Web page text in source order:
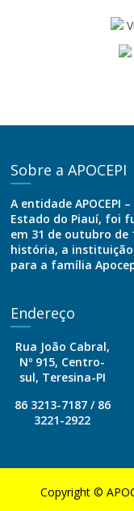
Sobre a APOCEPI
A entidade APOCEPI
Estado do Piauí, foi
em 31 de outubro de
história, a
para a família
Endereço
Rua João Cabral,
Nº 915, Centro-
sul, Teresina-PI
86 3213-7187 / 86
3221-2922
Copyright ©